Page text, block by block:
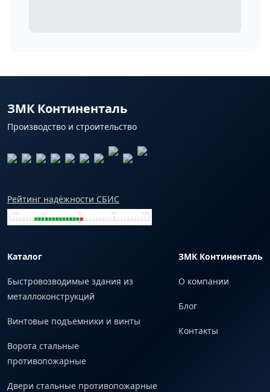
ЗМК Континенталь
Производство и строительство
Рейтинг надёжности СБИС
Каталог
Быстровозводимые здания из
металлоконструкций
Винтовые подъемники и винты
Ворота стальные
противопожарные
Двери стальные противопожарные
ЗМК Континенталь
О компании
Блог
Контакты